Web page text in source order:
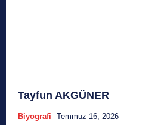
Tayfun AKGÜNER
Biyografi Temmuz 16, 2026